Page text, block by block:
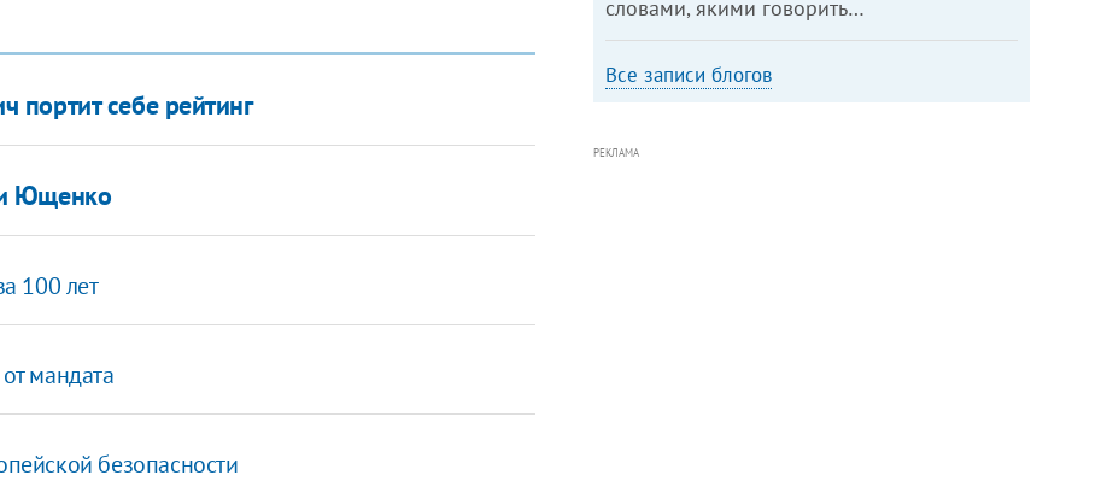
себе рейтинг
Ющенко
100 лет
мандата
безопасности
словами, якими говорить…
Все записи блогов
РЕКЛАМА